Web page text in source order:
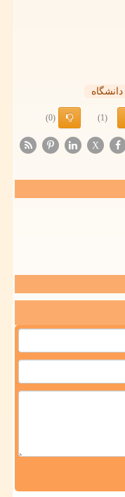
دانشگاه
(1)
(0)
X